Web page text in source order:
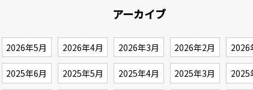
アーカイブ
2026年5月 2026年4月 2026年3月 2026年2月 2026
2025年6月 2025年5月 2025年4月 2025年3月 2025